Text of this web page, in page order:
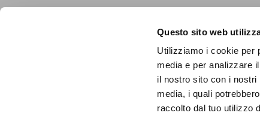
Questo sito web
Utilizziamo i cookie per
media e per analizzare
il nostro sito con i
media, i quali
raccolto dal tuo utilizzo
Copyright © 2023 Strategie & Innovazione Srl - P.IVA e C.F.